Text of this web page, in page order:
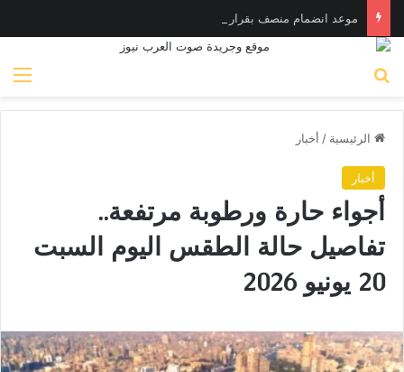
موعد انضمام منصف بقرار لمعسكر الأهلي في إسبانيا
الرئيسية / أخبار
أخبار
أجواء حارة ورطوبة مرتفعة..
تفاصيل حالة الطقس اليوم السبت
20 يونيو 2026